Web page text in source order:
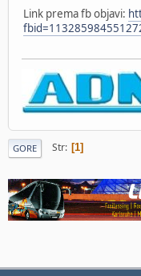
Link prema fb objavi:
GORE Str 1